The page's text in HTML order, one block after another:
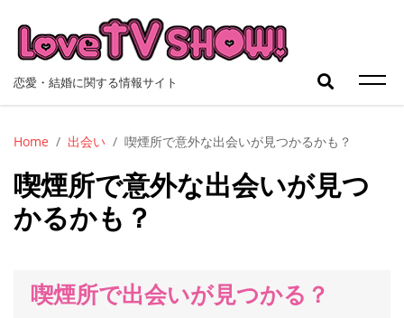
content
恋愛・結婚に関する情報サイト
検
索:
Home 出会い 喫煙所で意外な出会いが見つかるかも？
喫煙所で意外な出会いが見つ
かるかも？
喫煙所で出会いが見つかる？